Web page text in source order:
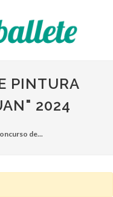
PINTURA
2024
de...